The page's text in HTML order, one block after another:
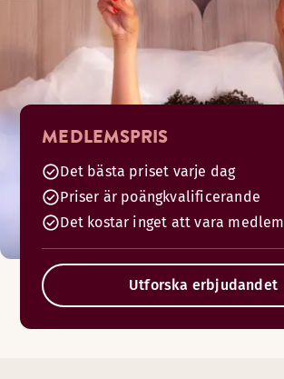
MEDLEMSPRIS
Det bästa priset varje dag
Priser är poängkvalificerande
Det kostar inget att vara medlem
Utforska erbjudandet